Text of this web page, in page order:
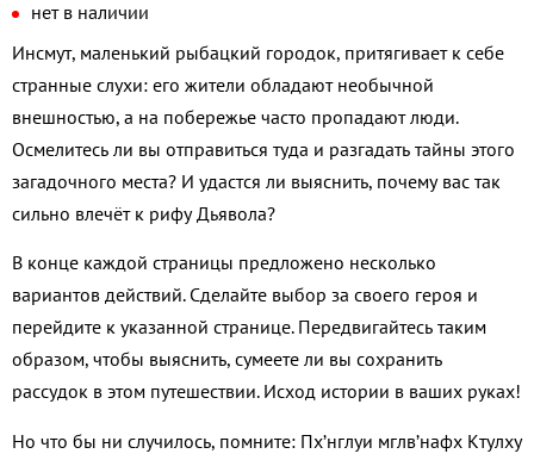
нет в наличии
Инсмут, маленький рыбацкий городок, притягивает к себе
странные слухи: его жители обладают необычной
внешностью, а на побережье часто пропадают люди.
Осмелитесь ли вы отправиться туда и разгадать тайны этого
загадочного места? И удастся ли выяснить, почему вас так
сильно влечёт к рифу Дьявола?
В конце каждой страницы предложено несколько
вариантов действий. Сделайте выбор за своего героя и
перейдите к указанной странице. Передвигайтесь таким
образом, чтобы выяснить, сумеете ли вы сохранить
рассудок в этом путешествии. Исход истории в ваших руках!
Но что бы ни случилось, помните: Пх’нглуи мглв’нафх Ктулху